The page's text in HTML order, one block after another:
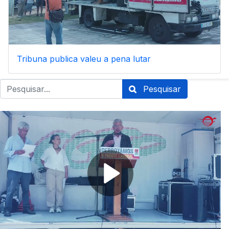
Tribuna publica valeu a pena lutar
Pesquisar